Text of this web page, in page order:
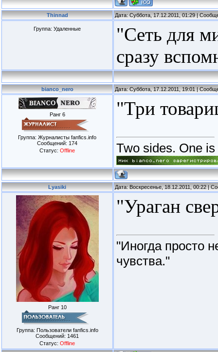
Thinnad Дата: Суббота, 17.12.2011, 01:29 |
Группа: Удаленные
"Сеть для
сразу
bianco_nero Дата: Суббота, 17.12.2011, 19:01 |
Ранг 6
Группа: Журналисты fanfics.info
Сообщений: 174
Статус: Offline
"Три
Two sides. One
Lyasiki Дата: Воскресенье, 18.12.2011, 00:22 |
Ранг 10
Группа: Пользователи fanfics.info
Сообщений: 1461
Статус: Offline
"Ураган
"Иногда просто
чувства."